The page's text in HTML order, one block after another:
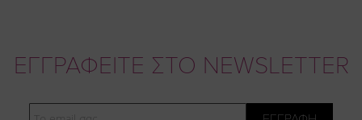
ΕΓΓΡΑΦΕΙΤΕ ΣΤΟ NEWSLETTER